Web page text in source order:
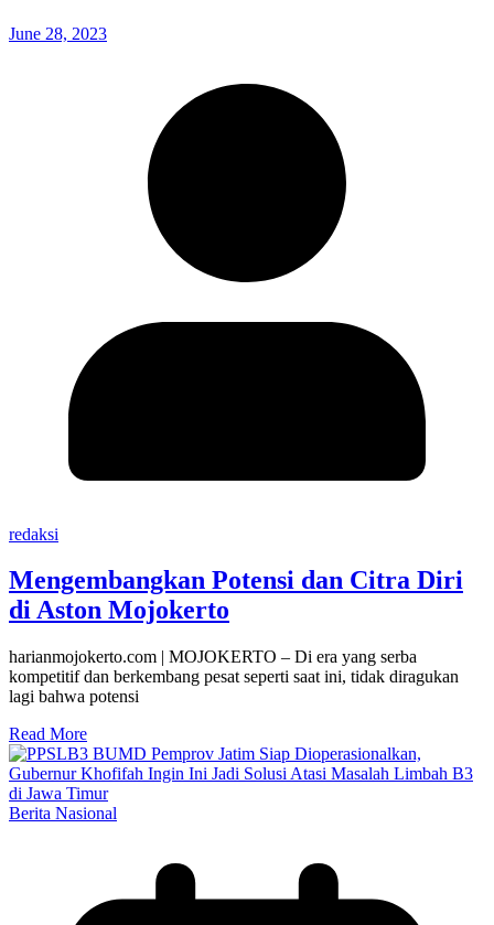
June 28, 2023
redaksi
Mengembangkan Potensi dan Citra Diri
di Aston Mojokerto
harianmojokerto.com | MOJOKERTO – Di era yang serba
kompetitif dan berkembang pesat seperti saat ini, tidak diragukan
lagi bahwa potensi
Read More
Berita Nasional